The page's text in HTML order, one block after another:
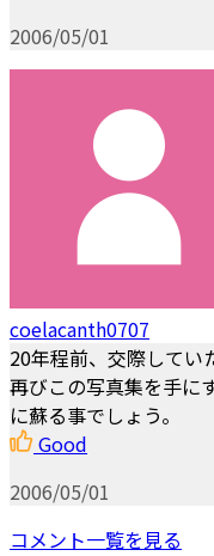
2006/05/01
coelacanth0707
20年程前、交際してい
再びこの写真集を手に
に蘇る事でしょう。
Good
2006/05/01
コメント一覧を見る